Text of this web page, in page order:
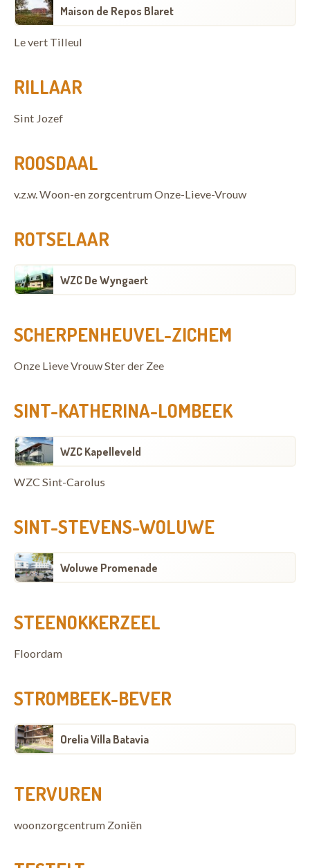
Maison de Repos Blaret
Le vert Tilleul
RILLAAR
Sint Jozef
ROOSDAAL
v.z.w. Woon-en zorgcentrum Onze-Lieve-Vrouw
ROTSELAAR
WZC De Wyngaert
SCHERPENHEUVEL-ZICHEM
Onze Lieve Vrouw Ster der Zee
SINT-KATHERINA-LOMBEEK
WZC Kapelleveld
WZC Sint-Carolus
SINT-STEVENS-WOLUWE
Woluwe Promenade
STEENOKKERZEEL
Floordam
STROMBEEK-BEVER
Orelia Villa Batavia
TERVUREN
woonzorgcentrum Zoniën